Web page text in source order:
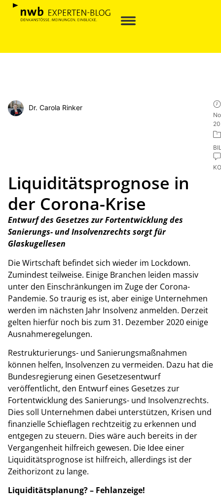
Dr. Carola Rinker
Liquiditätsprognose in
der Corona-Krise
Entwurf des Gesetzes zur Fortentwicklung des
Sanierungs- und Insolvenzrechts sorgt für
Glaskugellesen
Die Wirtschaft befindet sich wieder im Lockdown.
Zumindest teilweise. Einige Branchen leiden massiv
unter den Einschränkungen im Zuge der Corona-
Pandemie. So traurig es ist, aber einige Unternehmen
werden im nächsten Jahr Insolvenz anmelden. Derzeit
gelten hierfür noch bis zum 31. Dezember 2020 einige
Ausnahmeregelungen.
Restrukturierungs- und Sanierungsmaßnahmen
können helfen, Insolvenzen zu vermeiden. Dazu hat die
Bundesregierung einen Gesetzesentwurf
veröffentlicht, den Entwurf eines Gesetzes zur
Fortentwicklung des Sanierungs- und Insolvenzrechts.
Dies soll Unternehmen dabei unterstützen, Krisen und
finanzielle Schieflagen rechtzeitig zu erkennen und
entgegen zu steuern. Dies wäre auch bereits in der
Vergangenheit hilfreich gewesen. Die Idee einer
Liquiditätsprognose ist hilfreich, allerdings ist der
Zeithorizont zu lange.
Liquiditätsplanung? – Fehlanzeige!